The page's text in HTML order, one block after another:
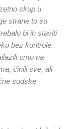
skup u
strane to su
bi ih staviti
ku bez kontrole.
smo na
činili sve,ali
sudske